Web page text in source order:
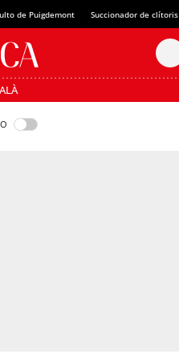
de Puigdemont Succionador de clítoris